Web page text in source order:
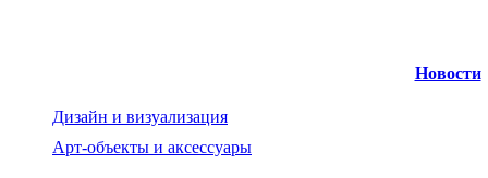
Дизайн и визуализация
Арт-объекты и аксессуары
Новости